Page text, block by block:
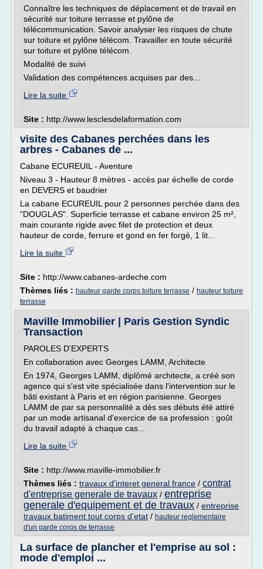
Connaître les techniques de déplacement et de travail en
sécurité sur toiture terrasse et pylône de
télécommunication. Savoir analyser les risques de chute
sur toiture et pylône télécom. Travailler en toute sécurité
sur toiture et pylône télécom.
Modalité de suivi
Validation des compétences acquises par des...
Lire la suite
Site : http://www.lesclesdelaformation.com
visite des Cabanes perchées dans les
arbres - Cabanes de ...
Cabane ECUREUIL - Aventure
Niveau 3 - Hauteur 8 mètres - accès par échelle de corde
en DEVERS et baudrier
La cabane ECUREUIL pour 2 personnes perchée dans des
"DOUGLAS". Superficie terrasse et cabane environ 25 m²,
main courante rigide avec filet de protection et deux
hauteur de corde, ferrure et gond en fer forgé, 1 lit...
Lire la suite
Site : http://www.cabanes-ardeche.com
Thèmes liés : hauteur garde corps toiture terrasse / hauteur toiture
terrasse
Maville Immobilier | Paris Gestion Syndic
Transaction
PAROLES D'EXPERTS
En collaboration avec Georges LAMM, Architecte
En 1974, Georges LAMM, diplômé architecte, a créé son
agence qui s'est vite spécialisée dans l'intervention sur le
bâti existant à Paris et en région parisienne. Georges
LAMM de par sa personnalité a dès ses débuts été attiré
par un mode artisanal d'exercice de sa profession : goût
du travail adapté à chaque cas...
Lire la suite
Site : http://www.maville-immobilier.fr
Thèmes liés : travaux d'interet general france / contrat
d'entreprise generale de travaux / entreprise
generale d'equipement et de travaux / entreprise
travaux batiment tout corps d'etat / hauteur reglementaire
d'un garde corps de terrasse
La surface de plancher et l'emprise au sol :
mode d'emploi ...